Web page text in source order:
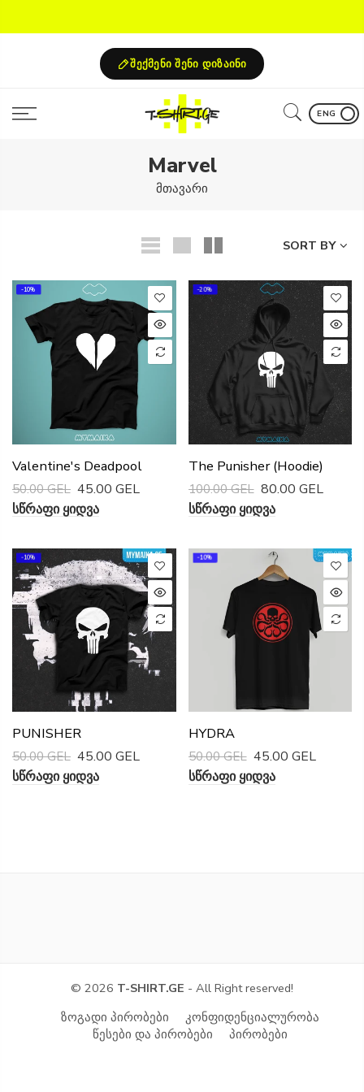
შექმენი შენი დიზაინი
ENG
Marvel
მთავარი
SORT BY
-10%
Valentine's Deadpool
50.00 GEL 45.00 GEL
Სწრაფი Ყიდვა
-20%
The Punisher (Hoodie)
100.00 GEL 80.00 GEL
Სწრაფი Ყიდვა
-10%
PUNISHER
50.00 GEL 45.00 GEL
Სწრაფი Ყიდვა
-10%
HYDRA
50.00 GEL 45.00 GEL
Სწრაფი Ყიდვა
© 2026 T-SHIRT.GE - All Right reserved!
ზოგადი პირობები
კონფიდენციალურობა
წესები და პირობები
პირობები